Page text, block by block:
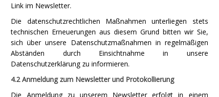
Link im Newsletter.
Die datenschutzrechtlichen Maßnahmen unterliegen stets
technischen Erneuerungen aus diesem Grund bitten wir Sie,
sich über unsere Datenschutzmaßnahmen in regelmäßigen
Abständen durch Einsichtnahme in unsere
Datenschutzerklärung zu informieren.
4.2 Anmeldung zum Newsletter und Protokollierung
Die Anmeldung zu unserem Newsletter erfolgt in einem